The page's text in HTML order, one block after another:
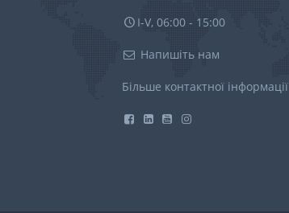
I-V, 06:00 - 15:00
Напишіть нам
Більше контактної інформації